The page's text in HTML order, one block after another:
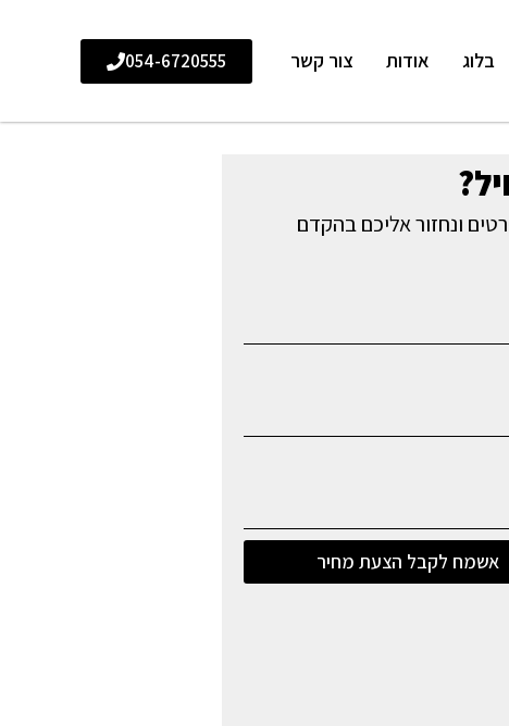
בלוג אודות צור קשר 054-6720555
ונחזור אליכם בהקדם
אשמח לקבל הצעת מחיר